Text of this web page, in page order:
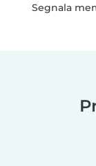
Segnala